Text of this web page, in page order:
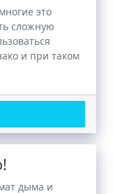
это
сложную
и при таком
дыма и